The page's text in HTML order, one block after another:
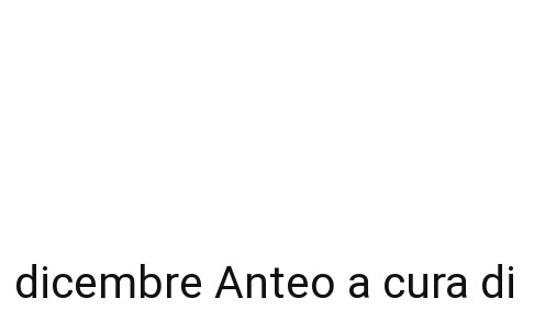
dicembre Anteo a cura di